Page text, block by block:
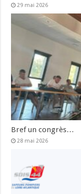
29 mai 2026
Bref un congrès…
28 mai 2026